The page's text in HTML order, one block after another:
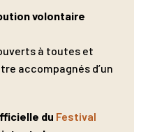
volontaire
à toutes et
accompagnés d’un
du Festival